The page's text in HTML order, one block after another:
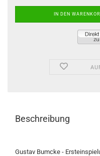
Beschreibung
Gustav Bumcke -